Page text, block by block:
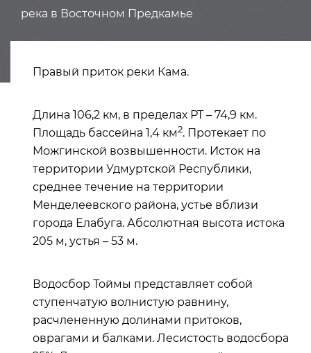
река в Восточном Предкамье
Правый приток реки Кама.
Длина 106,2 км, в пределах РТ – 74,9 км.
Площадь бассейна 1,4 км2. Протекает по
Можгинской возвышенности. Исток на
территории Удмуртской Республики,
среднее течение на территории
Менделеевского района, устье вблизи
города Елабуга. Абсолютная высота истока
205 м, устья – 53 м.
Водосбор Тоймы представляет собой
ступенчатую волнистую равнину,
расчлененную долинами притоков,
оврагами и балками. Лесистость водосбора